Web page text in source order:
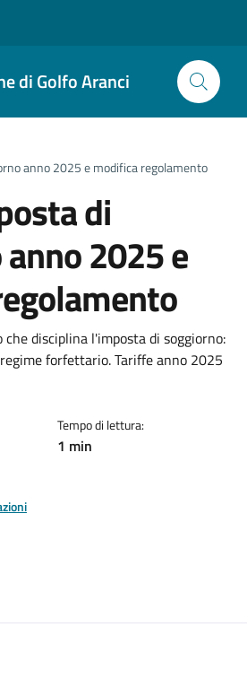
di Golfo Aranci
anno 2025 e modifica regolamento
di
2025 e
notizia
disciplina l'imposta di soggiorno:
forfettario. Tariffe anno 2025
Tempo di lettura:
1 min